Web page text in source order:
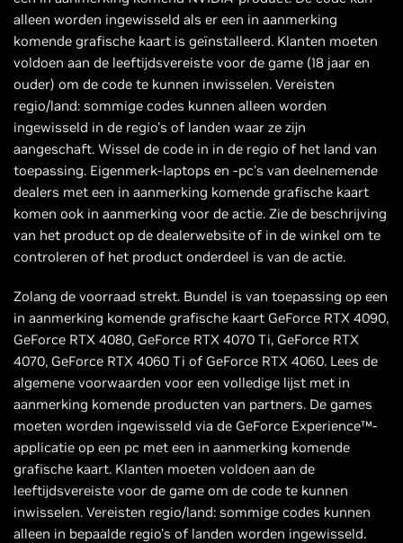
alleen worden ingewisseld als er een in aanmerking
komende grafische kaart is geïnstalleerd. Klanten moeten
voldoen aan de leeftijdsvereiste voor de game (18 jaar en
ouder) om de code te kunnen inwisselen. Vereisten
regio/land: sommige codes kunnen alleen worden
ingewisseld in de regio's of landen waar ze zijn
aangeschaft. Wissel de code in in de regio of het land van
toepassing. Eigenmerk-laptops en -pc's van deelnemende
dealers met een in aanmerking komende grafische kaart
komen ook in aanmerking voor de actie. Zie de beschrijving
van het product op de dealerwebsite of in de winkel om te
controleren of het product onderdeel is van de actie.
Zolang de voorraad strekt. Bundel is van toepassing op een
in aanmerking komende grafische kaart GeForce RTX 4090,
GeForce RTX 4080, GeForce RTX 4070 Ti, GeForce RTX
4070, GeForce RTX 4060 Ti of GeForce RTX 4060. Lees de
algemene voorwaarden voor een volledige lijst met in
aanmerking komende producten van partners. De games
moeten worden ingewisseld via de GeForce Experience™-
applicatie op een pc met een in aanmerking komende
grafische kaart. Klanten moeten voldoen aan de
leeftijdsvereiste voor de game om de code te kunnen
inwisselen. Vereisten regio/land: sommige codes kunnen
alleen in bepaalde regio's of landen worden ingewisseld.